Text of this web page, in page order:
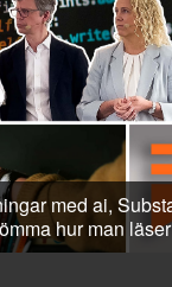
med ai,
hur man